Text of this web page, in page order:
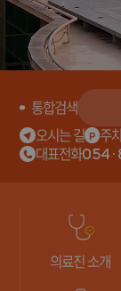
통합검색
오시는 길
주
대표전화
의료진 소개